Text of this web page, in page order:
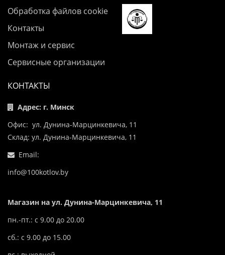
Обработка файлов cookie
Контакты
Монтаж и сервис
Сервисные организации
КОНТАКТЫ
Адрес: г. Минск
Офис: ул. Дунина-Марцинкевича, 11
Склад: ул. Дунина-Марцинкевича, 11
Email:
info@100kotlov.by
Магазин на ул. Дунина-Марцинкевича, 11
пн.-пт.: с 9.00 до 20.00
сб.: с 9.00 до 15.00